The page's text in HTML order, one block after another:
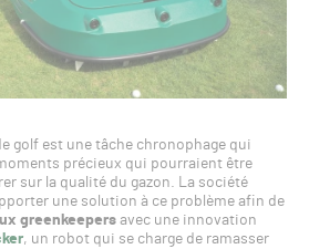
golf est une tâche chronophage qui
précieux qui pourraient être
sur la qualité du gazon. La société
une solution à ce problème afin de
greenkeepersavec une innovation
, un robot qui se charge de ramasser